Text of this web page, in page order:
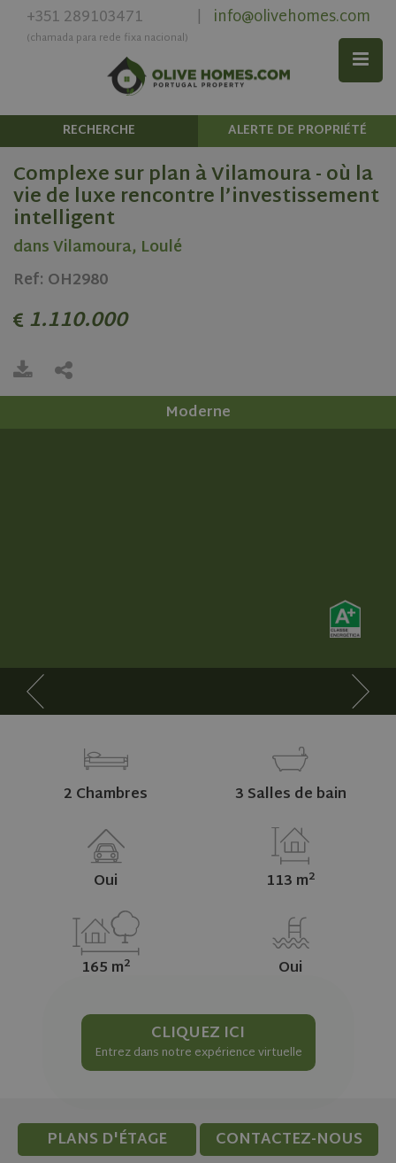
+351 289103471
(chamada para rede fixa nacional)
| info@olivehomes.com
RECHERCHE ALERTE DE PROPRIÉTÉ
Complexe sur plan à Vilamoura - où la
vie de luxe rencontre l’investissement
intelligent
dans Vilamoura, Loulé
Ref: OH2980
1.110.000
Moderne
2 Chambres 3 Salles de bain
Oui 113 m2
165 m2 Oui
CLIQUEZ ICI
Entrez dans notre expérience virtuelle
PLANS D'ÉTAGE
CONTACTEZ-NOUS